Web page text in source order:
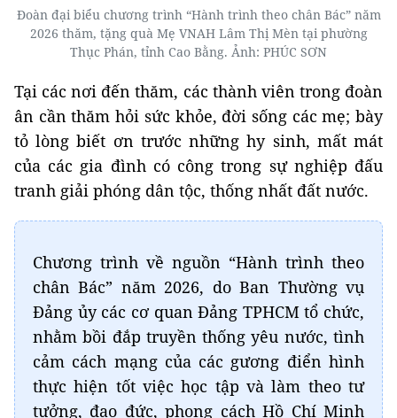
Đoàn đại biểu chương trình “Hành trình theo chân Bác” năm
2026 thăm, tặng quà Mẹ VNAH Lâm Thị Mèn tại phường
Thục Phán, tỉnh Cao Bằng. Ảnh: PHÚC SƠN
Tại các nơi đến thăm, các thành viên trong đoàn
ân cần thăm hỏi sức khỏe, đời sống các mẹ; bày
tỏ lòng biết ơn trước những hy sinh, mất mát
của các gia đình có công trong sự nghiệp đấu
tranh giải phóng dân tộc, thống nhất đất nước.
Chương trình về nguồn “Hành trình theo
chân Bác” năm 2026, do Ban Thường vụ
Đảng ủy các cơ quan Đảng TPHCM tổ chức,
nhằm bồi đắp truyền thống yêu nước, tình
cảm cách mạng của các gương điển hình
thực hiện tốt việc học tập và làm theo tư
tưởng, đạo đức, phong cách Hồ Chí Minh